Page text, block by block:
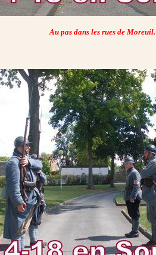
Au pas dans les rues de Moreuil.